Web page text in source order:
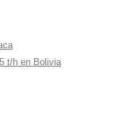
t/h en Bolivia